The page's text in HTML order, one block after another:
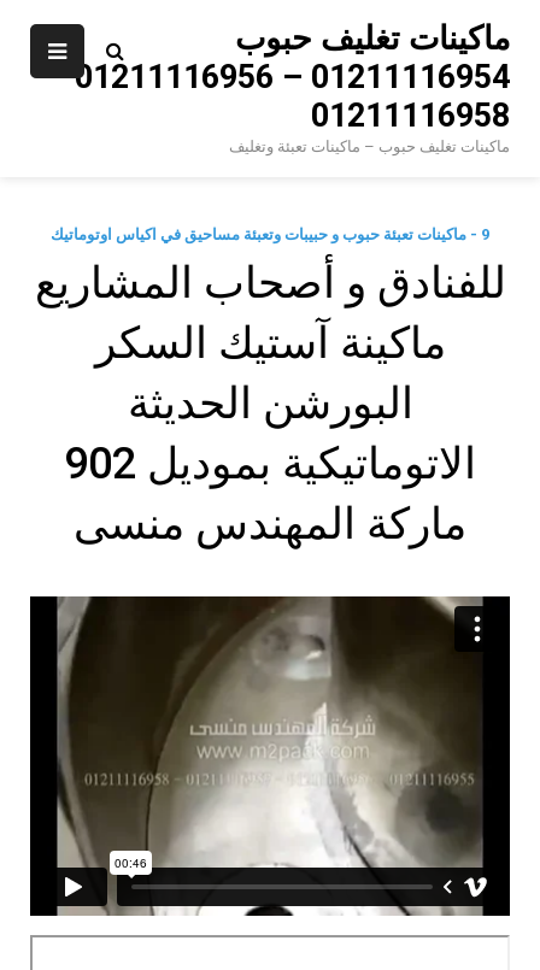
content
ماكينات تغليف حبوب
01211116954 – 01211116956 –
01211116958
ماكينات تغليف حبوب – ماكينات تعبئة وتغليف
9 - ماكينات تعبئة حبوب و حبيبات وتعبئة مساحيق في اكياس اوتوماتيك
للفنادق و أصحاب المشاريع
ماكينة آستيك السكر
البورشن الحديثة
الاتوماتيكية بموديل 902
ماركة المهندس منسى